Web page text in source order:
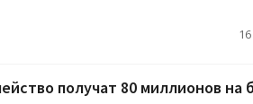
получат 80 миллионов на